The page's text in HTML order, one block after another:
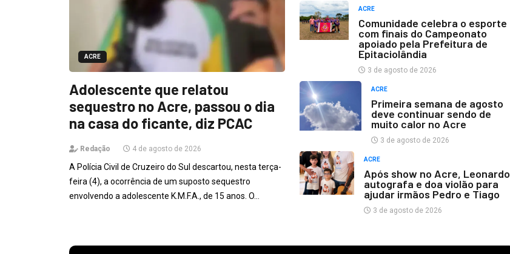
ACRE
Adolescente que relatou
sequestro no Acre, passou o dia
na casa do ficante, diz PCAC
Redação 4 de agosto de 2026
A Polícia Civil de Cruzeiro do Sul descartou, nesta terça-
feira (4), a ocorrência de um suposto sequestro
envolvendo a adolescente K.M.F.A., de 15 anos. O…
ACRE
Comunidade celebra o esporte
com finais do Campeonato
apoiado pela Prefeitura de
Epitaciolândia
3 de agosto de 2026
ACRE
Primeira semana de agosto
deve continuar sendo de
muito calor no Acre
3 de agosto de 2026
ACRE
Após show no Acre, Leonardo
autografa e doa violão para
ajudar irmãos Pedro e Tiago
3 de agosto de 2026